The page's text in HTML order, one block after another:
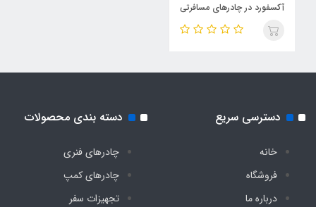
آکسفورد در چادرهای مسافرتی
فنری
دسترسی سریع
خانه
فروشگاه
درباره ما
دسته بندی محصولات
چادرهای فنری
چادرهای کمپ
تجهیزات سفر